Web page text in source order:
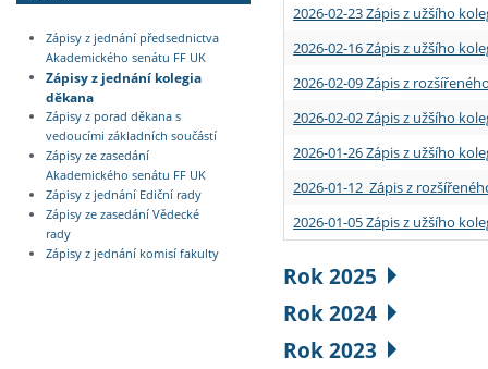
Zápisy z jednání předsednictva
Akademického senátu FF UK
Zápisy z jednání kolegia
děkana
Zápisy z porad děkana s
vedoucími základních součástí
Zápisy ze zasedání
Akademického senátu FF UK
Zápisy z jednání Ediční rady
Zápisy ze zasedání Vědecké
rady
Zápisy z jednání komisí fakulty
2026-02-23 Zápis z užšího
2026-02-16 Zápis z užšího
2026-02-09 Zápis z
2026-02-02 Zápis z užšího
2026-01-26 Zápis z užšího
2026-01-12 Zápis z
2026-01-05 Zápis z užšího
Rok 2025
Rok 2024
Rok 2023